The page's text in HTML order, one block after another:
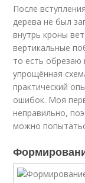
После
дерева не был
внутрь кроны
вертикальные
то есть обрезаю
упрощённая
практический
ошибок. Моя
неправильно,
можно